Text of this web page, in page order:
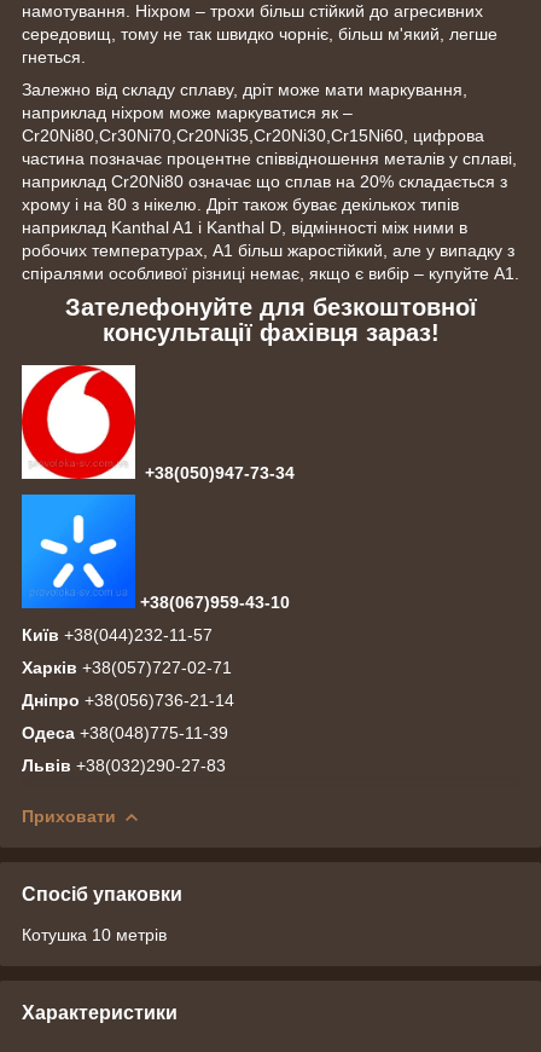
намотування. Ніхром – трохи більш стійкий до агресивних
середовищ, тому не так швидко чорніє, більш м'який, легше
гнеться.
Залежно від складу сплаву, дріт може мати маркування,
наприклад ніхром може маркуватися як –
Cr20Ni80,Cr30Ni70,Cr20Ni35,Cr20Ni30,Cr15Ni60, цифрова
частина позначає процентне співвідношення металів у сплаві,
наприклад Cr20Ni80 означає що сплав на 20% складається з
хрому і на 80 з нікелю. Дріт також буває декількох типів
наприклад Kanthal A1 і Kanthal D, відмінності між ними в
робочих температурах, A1 більш жаростійкий, але у випадку з
спіралями особливої різниці немає, якщо є вибір – купуйте A1.
Зателефонуйте для безкоштовної
консультації фахівця зараз!
+38(050)947-73-34
+38(067)959-43-10
Київ +38(044)232-11-57
Харків +38(057)727-02-71
Дніпро +38(056)736-21-14
Одеса +38(048)775-11-39
Львів +38(032)290-27-83
Приховати
Спосіб упаковки
Котушка 10 метрів
Характеристики